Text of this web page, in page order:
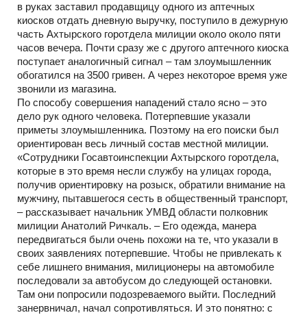
в руках заставил продавщицу одного из аптечных
киосков отдать дневную выручку, поступило в дежурную
часть Ахтырского горотдела милиции около около пяти
часов вечера. Почти сразу же с другого аптечного киоска
поступает аналогичный сигнал – там злоумышленник
обогатился на 3500 гривен. А через некоторое время уже
звонили из магазина.
По способу совершения нападений стало ясно – это
дело рук одного человека. Потерпевшие указали
приметы злоумышленника. Поэтому на его поиски был
ориентирован весь личный состав местной милиции.
«Сотрудники Госавтоинспекции Ахтырского горотдела,
которые в это время несли службу на улицах города,
получив ориентировку на розыск, обратили внимание на
мужчину, пытавшегося сесть в общественный транспорт,
– рассказывает начальник УМВД области полковник
милиции Анатолий Ричкаль. – Его одежда, манера
передвигаться были очень похожи на те, что указали в
своих заявлениях потерпевшие. Чтобы не привлекать к
себе лишнего внимания, милиционеры на автомобиле
последовали за автобусом до следующей остановки.
Там они попросили подозреваемого выйти. Последний
занервничал, начал сопротивляться. И это понятно: с